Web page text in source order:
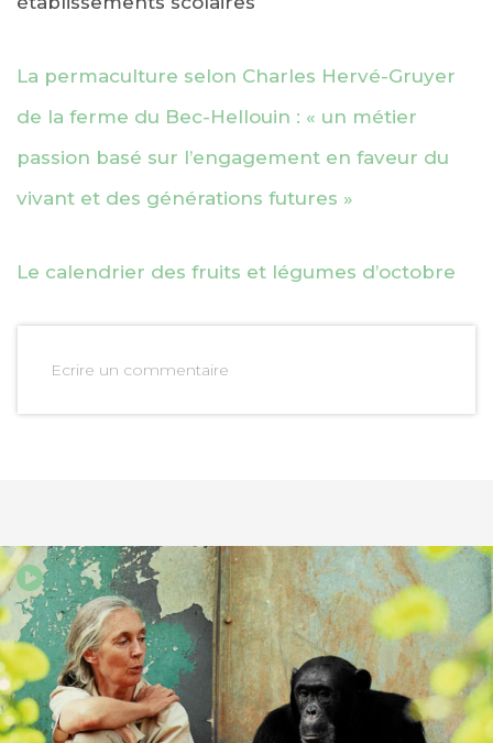
La permaculture selon Charles Hervé-Gruyer
de la ferme du Bec-Hellouin : « un métier
passion basé sur l’engagement en faveur du
vivant et des générations futures »
Le calendrier des fruits et légumes d’octobre
Ecrire un commentaire